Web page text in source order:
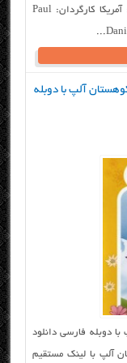
کیفیت: ۷۲۰p – Bluray شبکه: – محصول کشور: آمریکا کارگردان: Paul
آلپ با دوبله
دوبله فارسی دانلود
آلپ با لینک مستقیم